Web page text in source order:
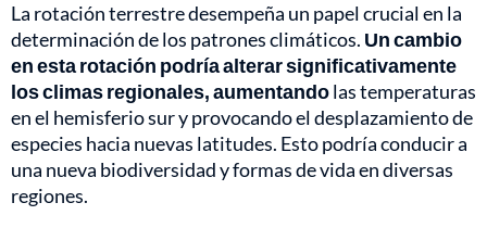
La rotación terrestre desempeña un papel crucial en la
determinación de los patrones climáticos. Un cambio
en esta rotación podría alterar significativamente
los climas regionales, aumentandolas temperaturas
en el hemisferio sur y provocando el desplazamiento de
especies hacia nuevas latitudes. Esto podría conducir a
una nueva biodiversidad y formas de vida en diversas
regiones.